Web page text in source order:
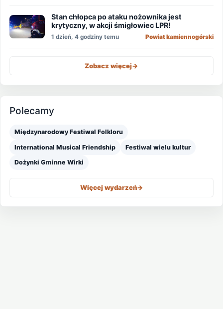
Stan chłopca po ataku nożownika jest
krytyczny, w akcji śmigłowiec LPR!
1 dzień, 4 godziny temu Powiat kamiennogórski
Zobacz więcej->
Polecamy
Międzynarodowy Festiwal Folkloru
International Musical Friendship Festiwal wielu kultur
Dożynki Gminne Wirki
Więcej wydarzeń->